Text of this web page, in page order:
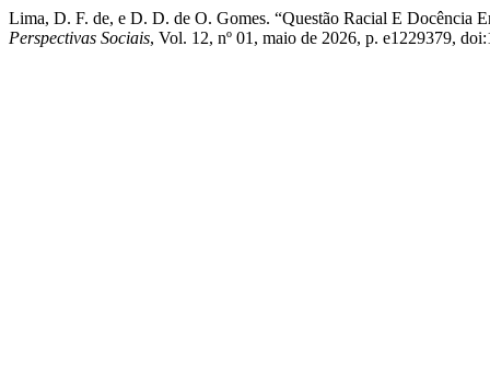
Lima, D. F. de, e D. D. de O. Gomes. “Questão Racial E Docência
Perspectivas Sociais, Vol. 12, nº 01, maio de 2026, p. e1229379,